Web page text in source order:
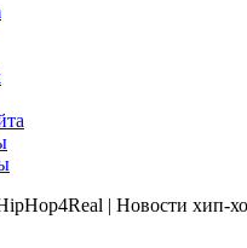
| Новости хип-